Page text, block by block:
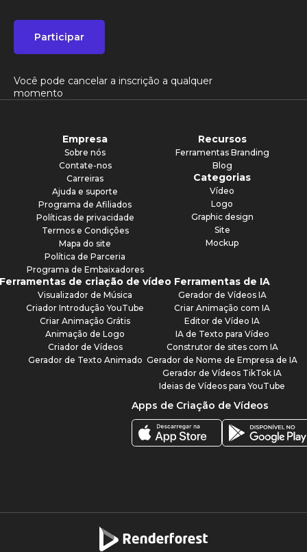
Participar
Você pode cancelar a inscrição a qualquer
momento
Empresa
Sobre nós
Contate-nos
Carreiras
Ajuda e suporte
Programa de Afiliados
Políticas de privacidade
Termos e Condições
Mapa do site
Política de Parceria
Programa de Embaixadores
Recursos
Ferramentas Branding
Blog
Categorias
Vídeo
Logo
Graphic design
Site
Mockup
de criação de vídeo
Visualizador de Música
Criador Introdução YouTube
Criar Animação Grátis
Animação de Logo
Criador de Vídeos
Gerador de Texto Animado
Ferramentas de IA
Gerador de Vídeos IA
Criar Animação com IA
Editor de Vídeo IA
IA de Texto para Vídeo
Construtor de sites com IA
Gerador de Nome de Empresa de IA
Gerador de Vídeos TikTok IA
Ideias de Vídeos para YouTube
Apps de Criação de Vídeos